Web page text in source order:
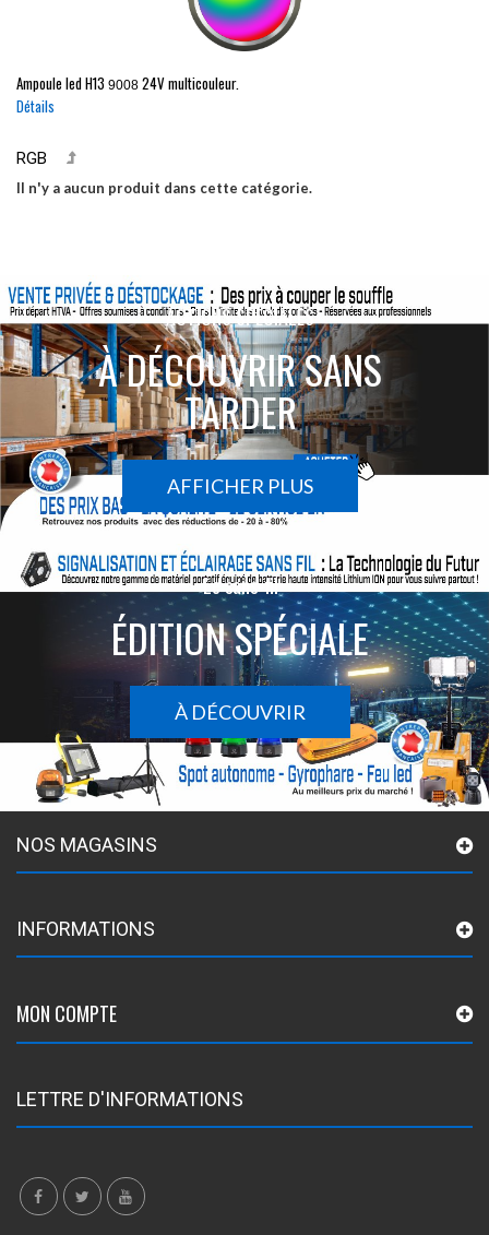
Ampoule ledH13 9008 24V multicouleur.
Détails
RGB
Il n'y a aucun produit dans cette catégorie.
ACTIONS SPÉCIALES
À DÉCOUVRIR SANS
TARDER
AFFICHER PLUS
Le sans-fil
ÉDITION SPÉCIALE
À DÉCOUVRIR
NOS MAGASINS
INFORMATIONS
MON COMPTE
LETTRE D'INFORMATIONS